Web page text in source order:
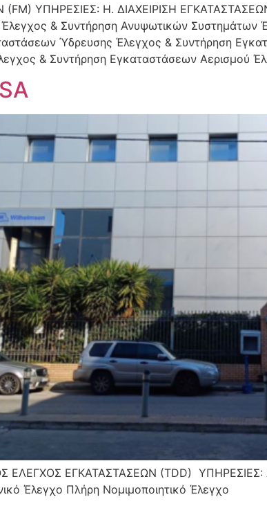
(FM) ΥΠΗΡΕΣΙΕΣ: H. ΔΙΑΧΕΙΡΙΣΗ
& Συντήρηση Ανυψωτικών Συστημάτων
Ύδρευσης Έλεγχος & Συντήρηση
& Συντήρηση Εγκαταστάσεων
ΕΛΕΓΧΟΣ ΕΓΚΑΤΑΣΤΑΣΕΩΝ (TDD)
Έλεγχο Πλήρη Νομιμοποιητικό Έλεγχο